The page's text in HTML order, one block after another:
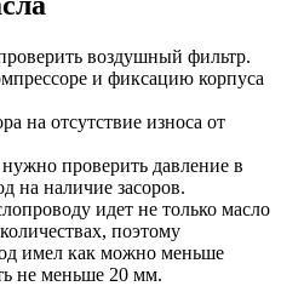
воздушный фильтр.
и фиксацию корпуса
на отсутствие износа от
проверить давление в
на наличие засоров.
идет не только масло
поэтому
имел как можно меньше
не меньше 20 мм.